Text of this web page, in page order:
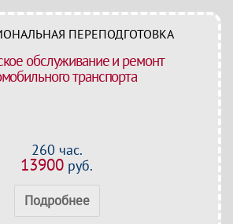
ПЕРЕПОДГОТОВКА
обслуживание и ремонт
транспорта
260 час.
13900 руб.
Подробнее